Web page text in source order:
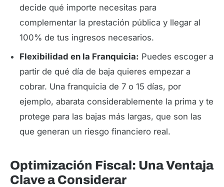
decide qué importe necesitas para
complementar la prestación pública y llegar al
100% de tus ingresos necesarios.
Flexibilidad en la Franquicia: Puedes escoger a
partir de qué día de baja quieres empezar a
cobrar. Una franquicia de 7 o 15 días, por
ejemplo, abarata considerablemente la prima y te
protege para las bajas más largas, que son las
que generan un riesgo financiero real.
Optimización Fiscal: Una Ventaja
Clave a Considerar